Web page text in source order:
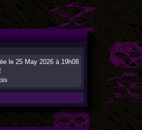
le 25 May 2026 à 19h08